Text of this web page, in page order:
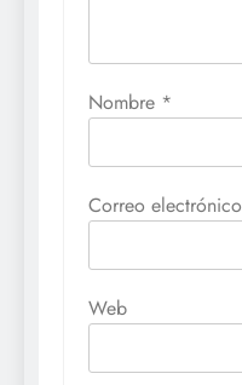
Nombre *
Correo electrónico
Web